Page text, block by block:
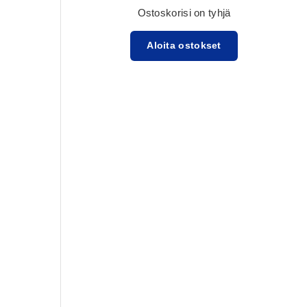
Ostoskorisi on tyhjä
Aloita ostokset